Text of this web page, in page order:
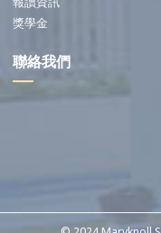
獎學金
聯絡我們